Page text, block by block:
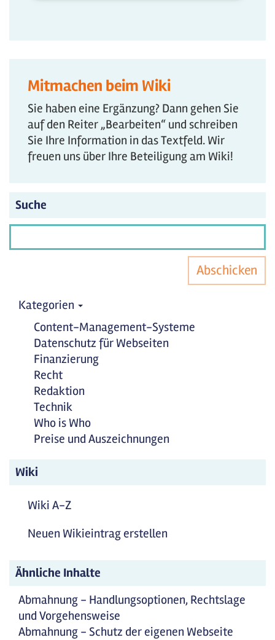
Mitmachen beim Wiki
Sie haben eine Ergänzung? Dann gehen Sie
auf den Reiter „Bearbeiten“ und schreiben
Sie Ihre Information in das Textfeld. Wir
freuen uns über Ihre Beteiligung am Wiki!
Suche
Abschicken
Kategorien
Content-Management-Systeme
Datenschutz für Webseiten
Finanzierung
Recht
Redaktion
Technik
Who is Who
Preise und Auszeichnungen
Wiki
Wiki A-Z
Neuen Wikieintrag erstellen
Ähnliche Inhalte
Abmahnung - Handlungsoptionen, Rechtslage
und Vorgehensweise
Abmahnung - Schutz der eigenen Webseite